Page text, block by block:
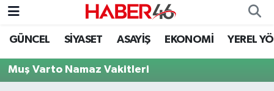
GÜNCEL SİYASET ASAYİŞ EKONOMİ YEREL
Muş Varto Namaz Vakitleri
GÜNCEL
Nöbetçi Eczaneler